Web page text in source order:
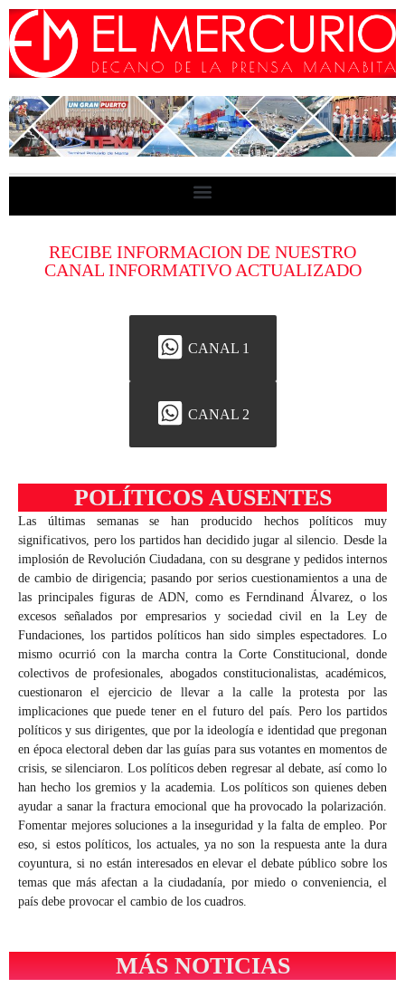
RECIBE INFORMACION DE NUESTRO
CANAL INFORMATIVO ACTUALIZADO
CANAL 1
CANAL 2
POLÍTICOS AUSENTES
Las últimas semanas se han producido hechos políticos muy
significativos, pero los partidos han decidido jugar al silencio. Desde la
implosión de Revolución Ciudadana, con su desgrane y pedidos internos
de cambio de dirigencia; pasando por serios cuestionamientos a una de
las principales figuras de ADN, como es Ferndinand Álvarez, o los
excesos señalados por empresarios y sociedad civil en la Ley de
Fundaciones, los partidos políticos han sido simples espectadores. Lo
mismo ocurrió con la marcha contra la Corte Constitucional, donde
colectivos de profesionales, abogados constitucionalistas, académicos,
cuestionaron el ejercicio de llevar a la calle la protesta por las
implicaciones que puede tener en el futuro del país. Pero los partidos
políticos y sus dirigentes, que por la ideología e identidad que pregonan
en época electoral deben dar las guías para sus votantes en momentos de
crisis, se silenciaron. Los políticos deben regresar al debate, así como lo
han hecho los gremios y la academia. Los políticos son quienes deben
ayudar a sanar la fractura emocional que ha provocado la polarización.
Fomentar mejores soluciones a la inseguridad y la falta de empleo. Por
eso, si estos políticos, los actuales, ya no son la respuesta ante la dura
coyuntura, si no están interesados en elevar el debate público sobre los
temas que más afectan a la ciudadanía, por miedo o conveniencia, el
país debe provocar el cambio de los cuadros.
MÁS NOTICIAS